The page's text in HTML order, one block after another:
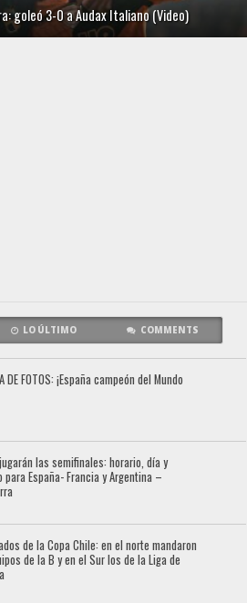
goleó 3-0 a Audax Italiano (Video)
LO ÚLTIMO COMMENTS
DE FOTOS: ¡España campeón del Mundo
las semifinales: horario, día y
para España- Francia y Argentina –
de la Copa Chile: en el norte mandaron
de la B y en el Sur los de la Liga de